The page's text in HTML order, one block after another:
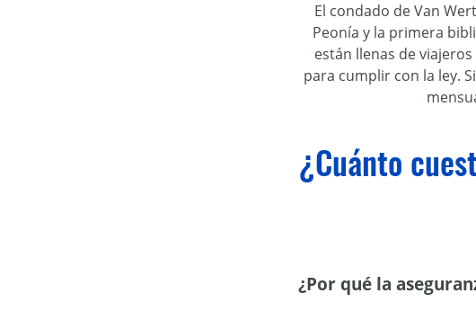
El condado de Van
Peonía y la primera
están llenas de
para cumplir con la ley.
¿Cuánto
¿Por qué la